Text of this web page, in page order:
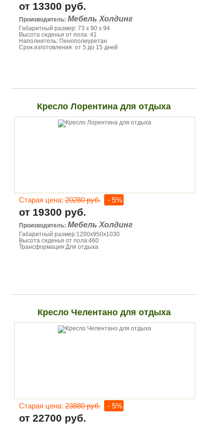
от 13300 руб.
Производитель: Мебель Холдинг
Габаритный размер: 73 х 90 х 94
Высота сиденья от пола: 41
Наполнитель: Пенополиуретан
Срок изготовления: от 5 до 15 дней
Кресло Лорентина для отдыха
Старая цена: 20280 руб. - 5%
от 19300 руб.
Производитель: Мебель Холдинг
Габаритный размер:1200х950х1030
Высота сиденья от пола:460
Трансформация:Для отдыха
Кресло Челентано для отдыха
Старая цена: 23880 руб. - 5%
от 22700 руб.